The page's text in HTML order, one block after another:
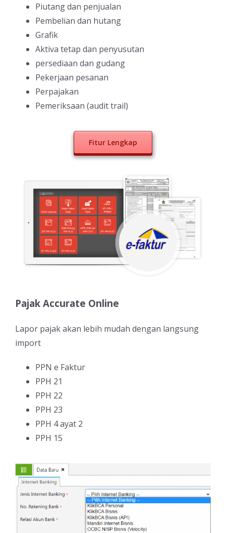
Piutang dan penjualan
Pembelian dan hutang
Grafik
Aktiva tetap dan penyusutan
persediaan dan gudang
Pekerjaan pesanan
Perpajakan
Pemeriksaan (audit trail)
Fitur Lengkap
Pajak Accurate Online
Lapor pajak akan lebih mudah dengan langsung
import
PPN e Faktur
PPH 21
PPH 22
PPH 23
PPH 4 ayat 2
PPH 15